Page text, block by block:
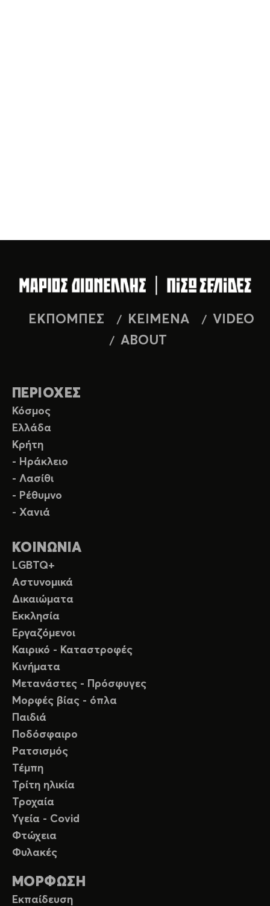
ΕΚΠΟΜΠΕΣ ΚΕΙΜΕΝΑ
VIDEO
ABOUT
ΠΕΡΙΟΧΕΣ
Κόσμος
Ελλάδα
Κρήτη
- Ηράκλειο
- Λασίθι
- Ρέθυμνο
- Χανιά
ΚΟΙΝΩΝΙΑ
LGBTQ+
Αστυνομικά
Δικαιώματα
Εκκλησία
Εργαζόμενοι
Καιρικό - Καταστροφές
Κινήματα
Μετανάστες - Πρόσφυγες
Μορφές βίας - όπλα
Παιδιά
Ποδόσφαιρο
Ρατσισμός
Τέμπη
Τρίτη ηλικία
Τροχαία
Υγεία - Covid
Φτώχεια
Φυλακές
ΜΟΡΦΩΣΗ
Εκπαίδευση